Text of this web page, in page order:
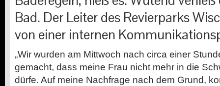
Bad. Der Leiter des Revierparks
von einer internen
„Wir wurden am Mittwoch nach circa einer
gemacht, dass meine Frau nicht mehr in die
dürfe. Auf meine Nachfrage nach dem Grund,